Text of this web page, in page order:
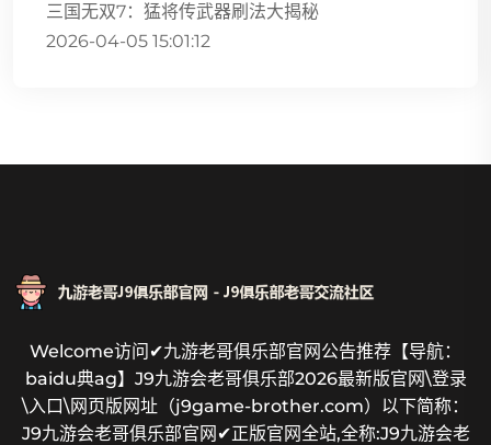
三国无双7：猛将传武器刷法大揭秘
2026-04-05 15:01:12
Welcome访问✔九游老哥俱乐部官网公告推荐【导航：
baidu典ag】J9九游会老哥俱乐部2026最新版官网\登录
\入口\网页版网址（j9game-brother.com）以下简称：
J9九游会老哥俱乐部官网✔正版官网全站,全称:J9九游会老